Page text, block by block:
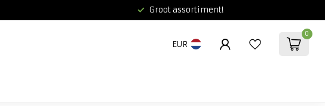
Groot assortiment!
EUR
0